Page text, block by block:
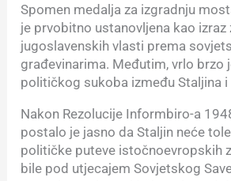
Spomen medalja za izgradnju
je prvobitno ustanovljena kao izraz
jugoslavenskih vlasti prema
građevinarima. Međutim, vrlo brzo
političkog sukoba između Staljina i
Nakon Rezolucije Informbiro-a
postalo je jasno da Staljin neće
političke puteve istočnoevropskih
bile pod utjecajem Sovjetskog